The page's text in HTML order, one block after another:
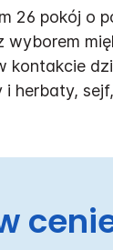
26 pokój o
herbaty,